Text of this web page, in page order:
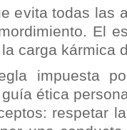
evita todas las
El
carga kármica
impuesta
ética
respetar